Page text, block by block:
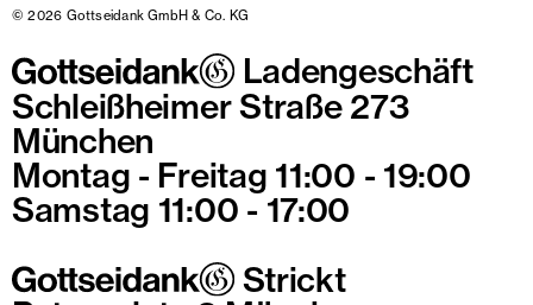
© 2026 Gottseidank GmbH & Co. KG
Ladengeschäft
Schleißheimer Straße 273
München
Montag - Freitag 11:00 - 19:00
Samstag 11:00 - 17:00
Strickt